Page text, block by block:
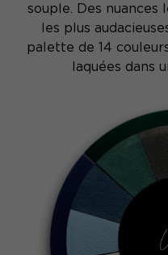
souple. Des nuances
les plus
palette de 14
laquées dans